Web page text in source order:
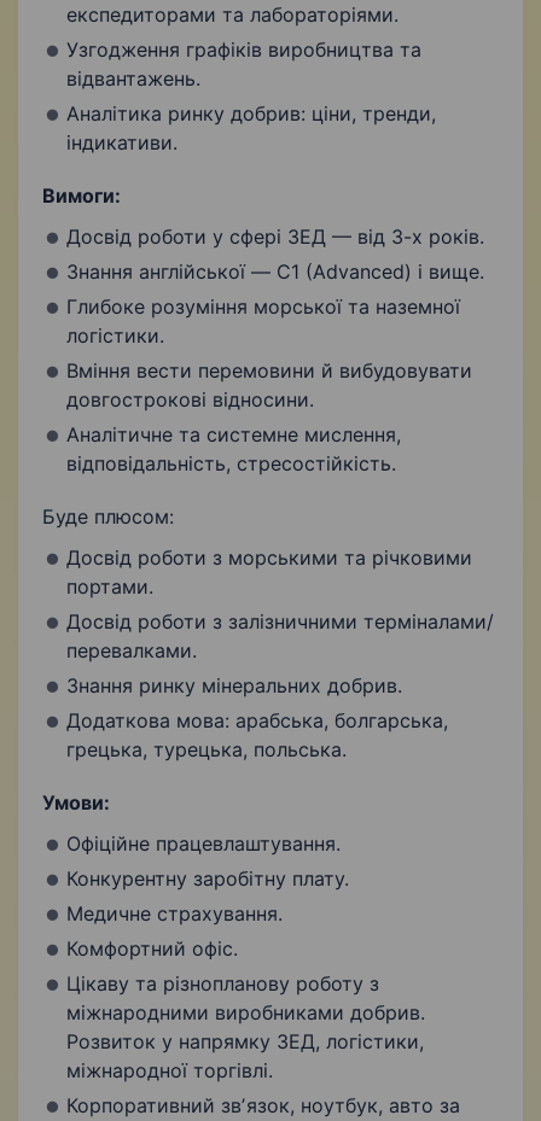
експедиторами та лабораторіями.
Узгодження графіків виробництва та
відвантажень.
Аналітика ринку добрив: ціни, тренди,
індикативи.
Вимоги:
Досвід роботи у сфері ЗЕД — від 3-х років.
Знання англійської — C1 (Advanced) і вище.
Глибоке розуміння морської та наземної
логістики.
Вміння вести перемовини й вибудовувати
довгострокові відносини.
Аналітичне та системне мислення,
відповідальність, стресостійкість.
Буде плюсом:
Досвід роботи з морськими та річковими
портами.
Досвід роботи з залізничними терміналами/
перевалками.
Знання ринку мінеральних добрив.
Додаткова мова: арабська, болгарська,
грецька, турецька, польська.
Умови:
Офіційне працевлаштування.
Конкурентну заробітну плату.
Медичне страхування.
Комфортний офіс.
Цікаву та різнопланову роботу з
міжнародними виробниками добрив.
Розвиток у напрямку ЗЕД, логістики,
міжнародної торгівлі.
Корпоративний звʼязок, ноутбук, авто за